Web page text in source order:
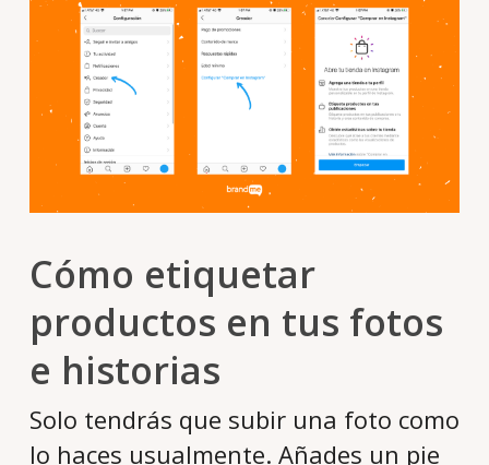
Cómo etiquetar
productos en tus fotos
e historias
Solo tendrás que subir una foto como
lo haces usualmente. Añades un pie